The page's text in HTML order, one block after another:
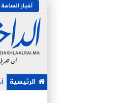
أخبار الساعة
الرئيسية